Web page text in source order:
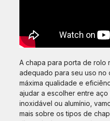
A chapa para porta de rolo
adequado para seu uso no
máxima qualidade e
ajudar a escolher entre
inoxidável ou alumínio,
mais sobre os tipos de